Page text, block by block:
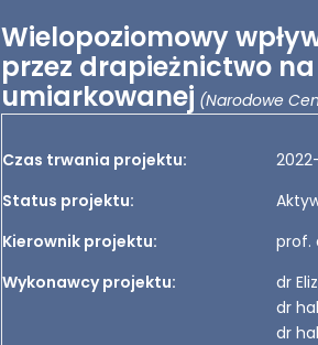
Wielopoziomowy
przez drapieżnictwo
umiarkowanej (Narodowe
Czas trwania projektu:
Status projektu:
Kierownik projektu:
prof.
Wykonawcy projektu:
dr
dr
dr